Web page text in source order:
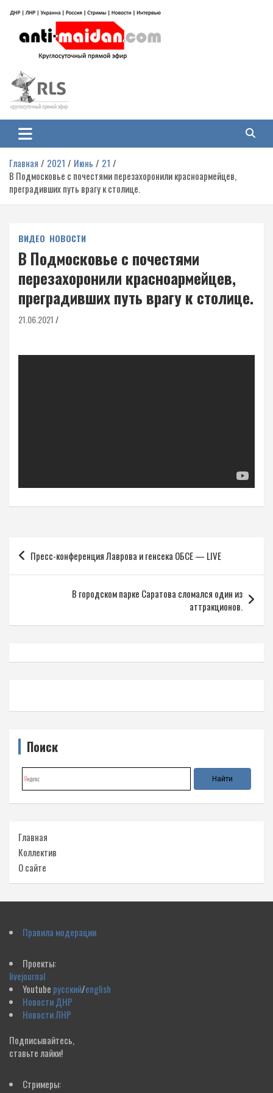
содержимому
Антимайдан: Гражданская война
на Украине
гражданской войне на Украине, включая события в Новороссии, ДНР,
ЛНР и других регионах.
Главная 2021 Июнь
21
В Подмосковье с почестями перезахоронили красноармейцев,
преградивших путь врагу к столице.
ВИДЕО НОВОСТИ
В Подмосковье с почестями
перезахоронили красноармейцев,
преградивших путь врагу к столице.
21.06.2021
Навигация
по
Пресс-конференция Лаврова и генсека ОБСЕ — LIVE
В городском парке Саратова сломался один из
аттракционов.
Поиск
Главная
Коллектив
О сайте
Правила модерации
Проекты:
livejournal
Youtube русский/english
Новости ДНР
Новости ЛНР
Подписывайтесь,
ставьте лайки!
Стримеры: